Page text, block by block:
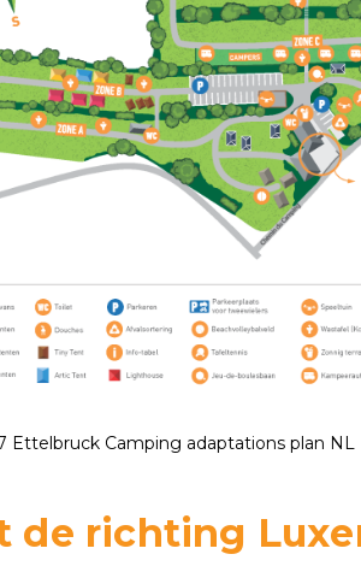
Ettelbruck Camping adaptations plan NL
de richting